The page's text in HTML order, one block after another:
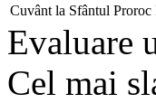
Cuvânt la Sfântul
Evaluare
Cel mai